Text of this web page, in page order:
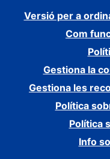
Versió per a
Com
Gestiona la
Gestiona les
Política
Política
Info